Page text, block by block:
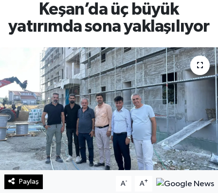
Keşan’da üç büyük
yatırımda sona yaklaşılıyor
Paylaş A- A+
Genel
Gündem
Magazin
Otomobil
Sağlık
Teknoloji
Yaşam
Son Dakika Haberleri
Haber Arşivi